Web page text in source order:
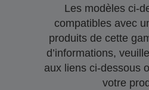
Les modèles ci-
compatibles avec
produits de cette
d’informations,
aux liens ci-dessous
votre